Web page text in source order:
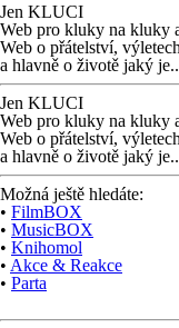
Jen KLUCI
Web pro kluky na kluky
Web o přátelství,
a hlavně o životě jaký
Jen KLUCI
Web pro kluky na kluky
Web o přátelství,
a hlavně o životě jaký
Možná ještě hledáte:
• FilmBOX
• MusicBOX
• Knihomol
• Akce & Reakce
• Parta